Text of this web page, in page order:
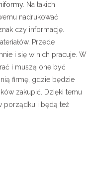
. Na takich
nadrukować
czy informację.
Przede
i się w nich pracuje. W
i muszą one być
firmę, gdzie będzie
zakupić. Dzięki temu
porządku i będą też